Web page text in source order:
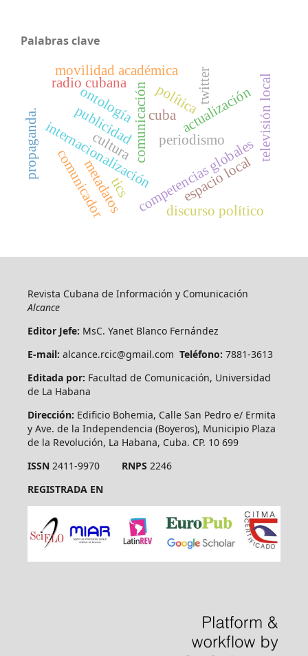
Palabras clave
cuba
periodismo
actualización
política
comunicación
internacionalización
movilidad académica
competencias globales
comunicador
publicidad
propaganda.
ontología
metadatos
televisión local
cultura
espacio local
discurso político
twitter
tics
radio cubana
Revista Cubana de Información y Comunicación
Alcance
Editor Jefe: MsC. Yanet Blanco Fernández
E-mail: alcance.rcic@gmail.com Teléfono: 7881-3613
Editada por: Facultad de Comunicación, Universidad
de La Habana
Dirección: Edificio Bohemia, Calle San Pedro e/ Ermita
y Ave. de la Independencia (Boyeros), Municipio Plaza
de la Revolución, La Habana, Cuba. CP. 10 699
ISSN2411-9970 RNPS 2246
REGISTRADA EN